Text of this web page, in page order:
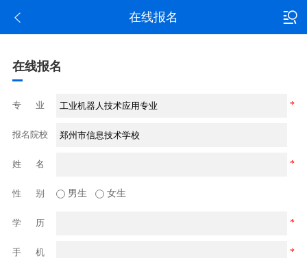
在线报名
在线报名
专 业 *
报名院校
姓 名 *
性 别 男生 女生
学 历 *
手 机 *